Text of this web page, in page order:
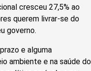
cresceu 27,5% ao
querem livrar-se do
governo.
e alguma
ambiente e na saúde do